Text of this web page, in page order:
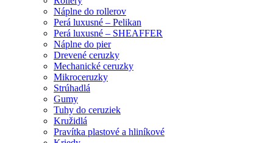
Náplne do rollerov
Perá luxusné – Pelikan
Perá luxusné – SHEAFFER
Náplne do pier
Drevené ceruzky
Mechanické ceruzky
Mikroceruzky
Strúhadlá
Gumy
Tuhy do ceruziek
Kružidlá
Pravítka plastové a hliníkové